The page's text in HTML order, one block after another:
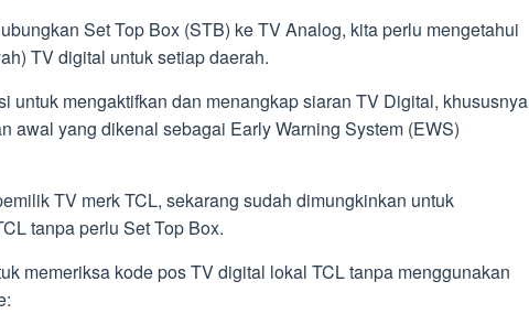
Set Top Box (STB) ke TV Analog, kita perlu mengetahui
TV digital untuk setiap daerah.
untuk mengaktifkan dan menangkap siaran TV Digital, khususnya
awal yang dikenal sebagai Early Warning System (EWS)
TV merk TCL, sekarang sudah dimungkinkan untuk
tanpa perlu Set Top Box.
memeriksa kode pos TV digital lokal TCL tanpa menggunakan